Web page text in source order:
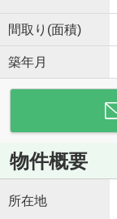
間取り(面積)
築年月
物件概要
所在地